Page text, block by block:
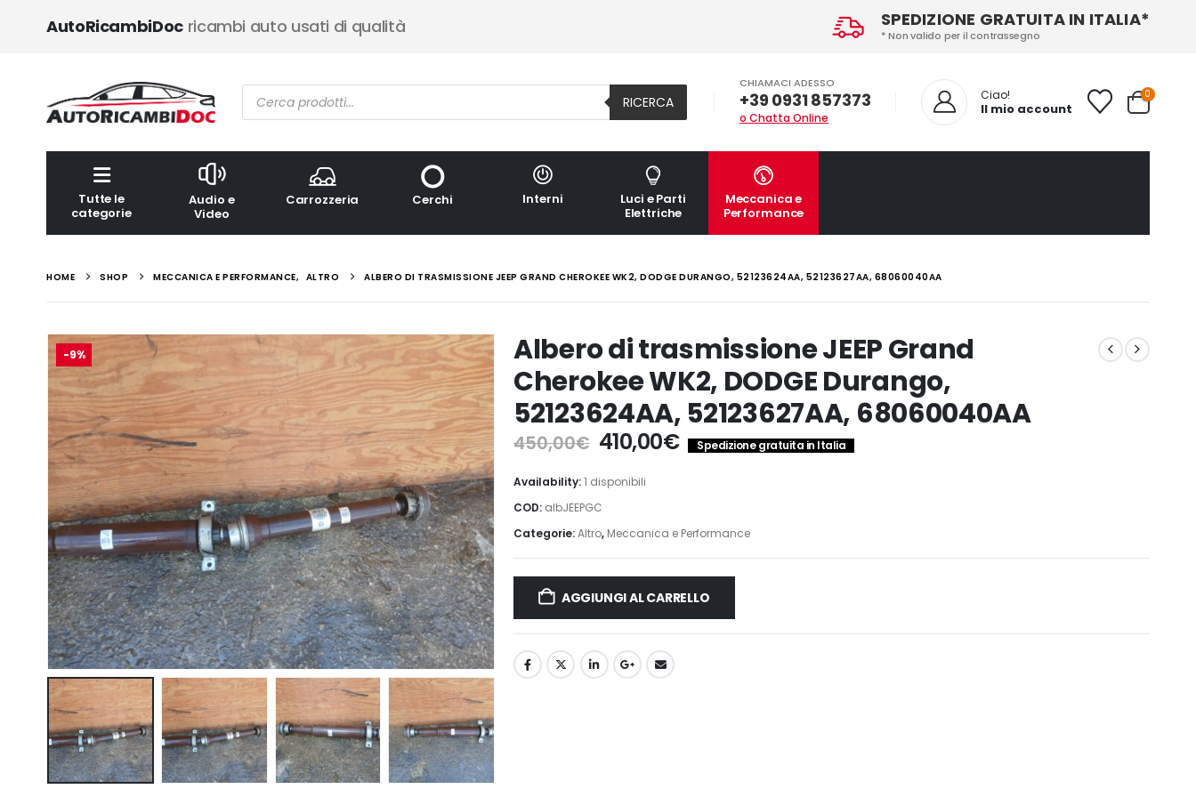
SPEDIZIONE GRATUITA IN ITALIA*
* Non valido per il contrassegno
AutoRicambiDocricambi auto usati di qualità
Ricerca
prodotti RICERCA
CHIAMACI ADESSO
+39 0931 857373
o Chatta Online
Ciao!
Il mio account
0
Tutte le
categorie
Audio e
Video
Carrozzeria Cerchi Interni
Luci e Parti
Elettriche
Meccanica e
Performance
HOME SHOP MECCANICA E PERFORMANCE, ALTRO ALBERO DI TRASMISSIONE JEEP GRAND CHEROKEE WK2, DODGE DURANGO, 52123624AA, 52123627AA, 68060040AA
-9%
Albero di trasmissione JEEP Grand
Cherokee WK2, DODGE Durango,
52123624AA, 52123627AA, 68060040AA
450,00€ Il
prezzo
originale
era:
450,00€.
410,00€Il
prezzo
410,00€.
Spedizione gratuita in Italia
Availability:1 disponibili
COD: albJEEPGC
Categorie:Altro, Meccanica e Performance
AGGIUNGI AL CARRELLO